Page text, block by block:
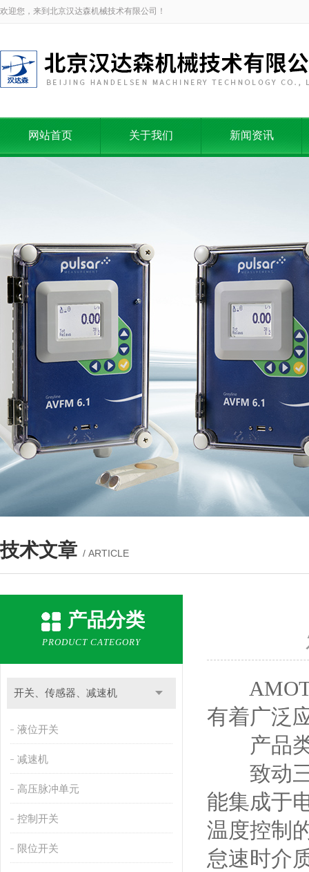
欢迎您，来到北京汉达森机械技术有限公司！
网站首页 关于我们 新闻资讯
技术文章 / ARTICLE
产品分类
PRODUCT CATEGORY
开关、传感器、减速机
液位开关
减速机
高压脉冲单元
控制开关
限位开关
AMOT
有着广泛
产品
致动三
能集成于
温度控制
怠速时介